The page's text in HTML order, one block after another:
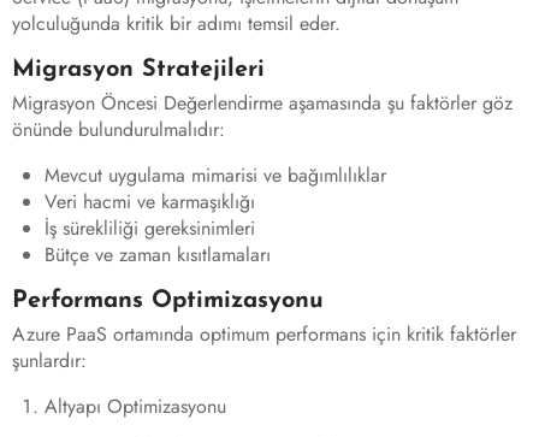
yolculuğunda kritik bir adımı temsil eder.
Migrasyon Stratejileri
Migrasyon Öncesi Değerlendirme aşamasında şu faktörler göz
önünde bulundurulmalıdır:
Mevcut uygulama mimarisi ve bağımlılıklar
Veri hacmi ve karmaşıklığı
İş sürekliliği gereksinimleri
Bütçe ve zaman kısıtlamaları
Performans Optimizasyonu
Azure PaaS ortamında optimum performans için kritik faktörler
şunlardır:
Altyapı Optimizasyonu